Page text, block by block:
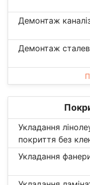
Демонтаж
Демонтаж
Укладання
покриття без
Укладання